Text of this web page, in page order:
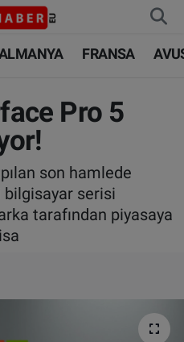
FRANSA
Pro 5
son hamlede
bilgisayar serisi
tarafından piyasaya
ve Fikstür